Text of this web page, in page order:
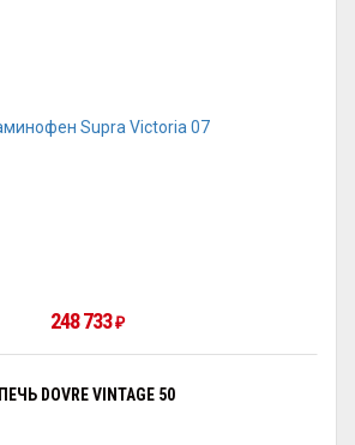
248 733₽
ПЕЧЬ DOVRE VINTAGE 50